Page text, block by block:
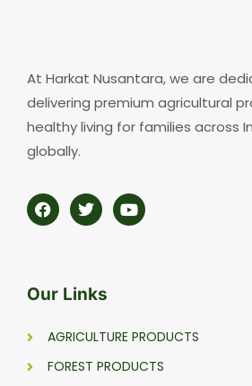
At Harkat Nusantara, we are
delivering premium agricultural
healthy living for families across
globally.
Our Links
AGRICULTURE PRODUCTS
FOREST PRODUCTS